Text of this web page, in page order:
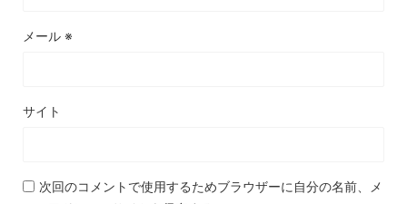
メール ※
サイト
次回のコメントで使用するためブラウザーに自分の名前、メ